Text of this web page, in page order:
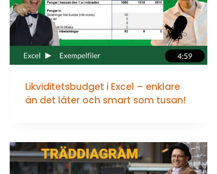
Likviditetsbudget i Excel – enklare
än det låter och smart som tusan!